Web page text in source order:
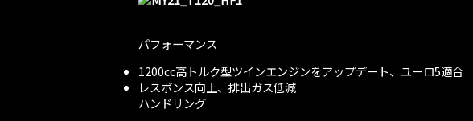
パフォーマンス
1200cc高トルク型ツインエンジンをアップデート、ユーロ5適合
レスポンス向上、排出ガス低減
ハンドリング